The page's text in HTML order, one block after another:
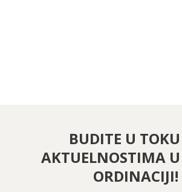
BUDITE U
AKTUELNOSTIMA U
ORDINACIJI!